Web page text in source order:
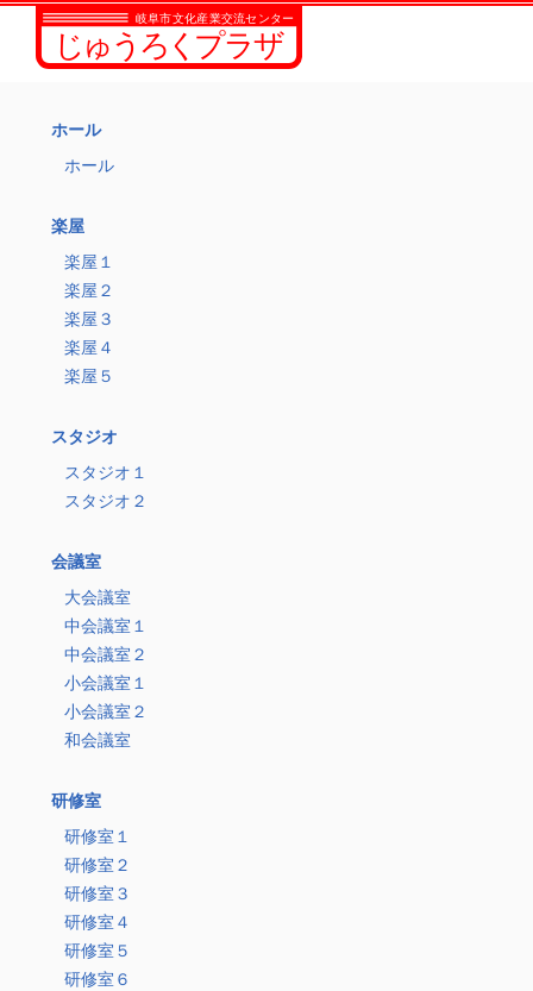
ホール
ホール
楽屋
楽屋１
楽屋２
楽屋３
楽屋４
楽屋５
スタジオ
スタジオ１
スタジオ２
会議室
大会議室
中会議室１
中会議室２
小会議室１
小会議室２
和会議室
研修室
研修室１
研修室２
研修室３
研修室４
研修室５
研修室６